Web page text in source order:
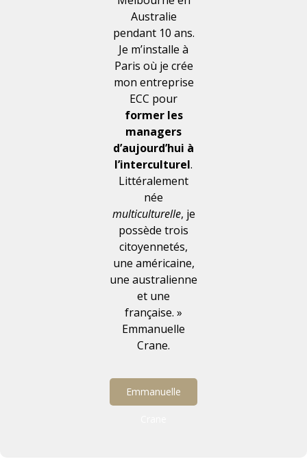
Australie
pendant 10 ans.
Je m’installe à
Paris où je crée
mon entreprise
ECC pour
former les
managers
d’aujourd’hui à
l’interculturel.
Littéralement
née
multiculturelle, je
possède trois
citoyennetés,
une américaine,
une australienne
et une
française. »
Emmanuelle
Crane.
Emmanuelle